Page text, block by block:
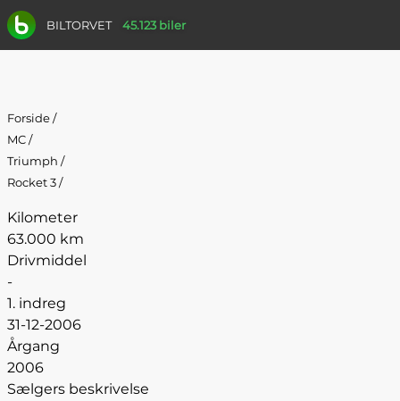
BILTORVET 45.123 biler
Forside/
MC/
Triumph /
Rocket 3/
Kilometer
63.000 km
Drivmiddel
-
1. indreg
31-12-2006
Årgang
2006
Sælgers beskrivelse